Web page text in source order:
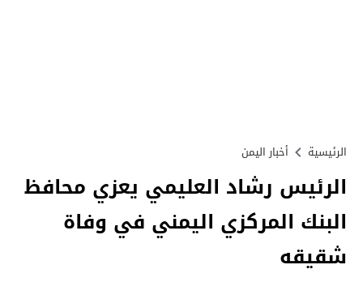
الرئيسية أخبار اليمن
الرئيس رشاد العليمي يعزي محافظ
البنك المركزي اليمني في وفاة
شقيقه